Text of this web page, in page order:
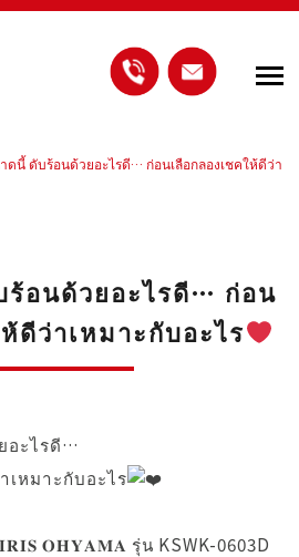
ดนี้ ดับร้อนด้วยอะไรดี… ก่อนเลือกลองเชคให้ดีว่า
อนด้วยอะไรดี… ก่อน
ดีว่าเหมาะกับอะไร
อะไรดี…
เหมาะกับอะไร
𝐎𝐇𝐘𝐀𝐌𝐀 รุ่น KSWK-0603D